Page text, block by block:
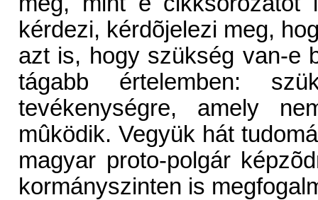
kérdezi, kérdõjelezi meg,
azt is, hogy szükség van-e
tágabb értelemben:
tevékenységre, amely
mûködik. Vegyük hát
magyar proto-polgár
kormányszinten is